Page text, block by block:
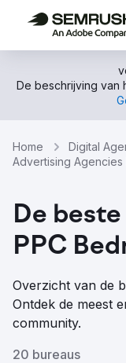
De beschrijving van
Home Digital
Advertising Agencies
De
PPC
Overzicht van de
Ontdek de meest
community.
20 bureaus